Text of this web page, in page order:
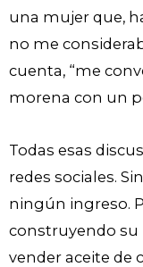
una mujer que,
no me
cuenta, “me
morena con un
Todas esas
redes sociales.
ningún ingreso.
construyendo su
vender aceite de